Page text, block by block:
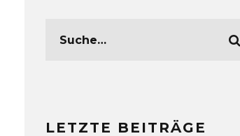
LETZTE BEITRÄGE